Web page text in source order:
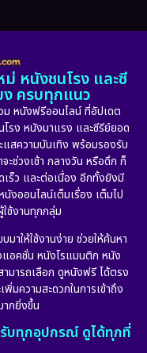
หนังชนโรง และซี
ครบทุกแนว
หนังฟรีออนไลน์ ที่อัปเดต
รง หนังมาแรง และซีรีย์ยอด
แสความบันเทิง พร้อมรองรับ
ะช่วงเช้า กลางวัน หรือดึก ก็
เร็ว และต่อเนื่อง อีกทั้งยังมี
งออนไลน์เต็มเรื่อง เต็มไป
ช้งานทุกกลุ่ม
าให้ใช้งานง่าย ช่วยให้ค้นหา
แอคชั่น หนังโรแมนติก หนัง
มารถเลือก ดูหนังฟรี ได้ตรง
มความสะดวกในการเข้าถึง
กยิ่งขึ้น
บทุกอุปกรณ์ ดูได้ทุกที่